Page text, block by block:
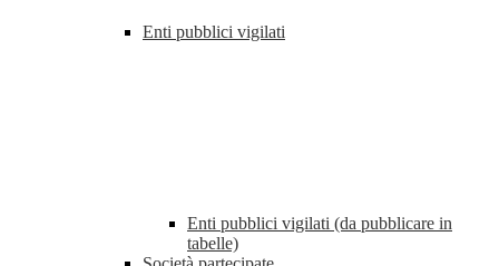
Enti pubblici vigilati
Enti pubblici vigilati (da pubblicare in
tabelle)